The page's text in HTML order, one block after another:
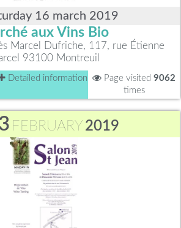
16 march 2019
aux Vins Bio
Marcel Dufriche, 117, rue Étienne
93100 Montreuil
Detailed information Page visited 9062
times
FEBRUARY 2019